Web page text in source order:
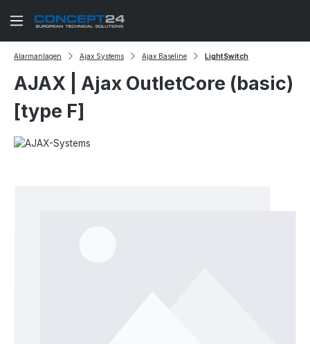
Zum Hauptinhalt springen
Alarmanlagen Ajax Systems Ajax Baseline LightSwitch
AJAX | Ajax OutletCore (basic)
[type F]